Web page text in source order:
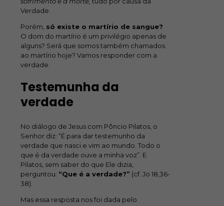
Verdade.
Porém, só existe o martírio de sangue?
O dom do martírio é um privilégio apenas de
alguns? Será que somos também chamados
ao martírio hoje? Vamos responder com a
verdade.
Testemunha da
verdade
No diálogo de Jesus com Pôncio Pilatos, o
Senhor diz: “É para dar testemunho da
verdade que nasci e vim ao mundo. Todo o
que é da verdade ouve a minha voz”. E
Pilatos, sem saber do que Ele dizia,
perguntou: “Que é a verdade?” (cf. Jo 18,36-
38).
Mas essa resposta nos foi dada pelo